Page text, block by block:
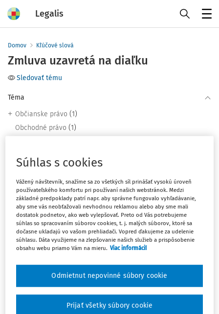
Legalis
Domov Kľúčové slová
Zmluva uzavretá na diaľku
Sledovať tému
Téma
Občianske právo (1)
Obchodné právo (1)
Počet vyhľadaných dokumentov: 2
Zoradiť podľa:
Najnovšie Najstaršie
Interpretácia výnimky z práva spotrebiteľa
na odstúpenie od zmluvy uzavretej na
diaľku Súdnym dvorom EÚ
Anotácia Príspevok sa zaoberá problematikou práva
Súhlas s cookies
Vážený návštevník, snažíme sa zo všetkých síl prinášať vysokú úroveň
používateľského komfortu pri používaní našich webstránok. Medzi
základné predpoklady patrí napr. aby správne fungovalo vyhľadávanie,
aby sme vás neobťažovali nevhodnou reklamou alebo aby sme mali
dostatok podnetov, ako web vylepšovať. Preto od Vás potrebujeme
súhlas so spracovaním súborov cookies, t. j. malých súborov, ktoré sa
dočasne ukladajú vo vašom prehliadači. Vopred ďakujeme za udelenie
súhlasu. Dáta využijeme na zlepšovanie našich služieb a prispôsobenie
obsahu webu priamo Vám na mieru. Viac informácií
Odmietnut nepovinné súbory cookie
Prijať všetky súbory cookie